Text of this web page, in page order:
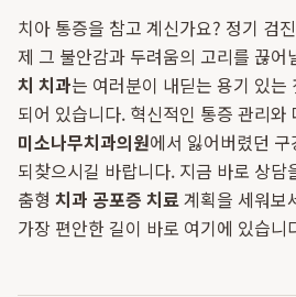
치아 통증을 참고 계신가요? 정기 검
제 그 불안감과 두려움의 고리를 끊어
치 치과는 여러분이 내딛는 용기 있는
되어 있습니다. 혁신적인 통증 관리와
미소나무치과의원에서 잃어버렸던
되찾으시길 바랍니다. 지금 바로 상
춤형 치과 공포증 치료계획을 세워보
가장 편안한 길이 바로 여기에 있습니